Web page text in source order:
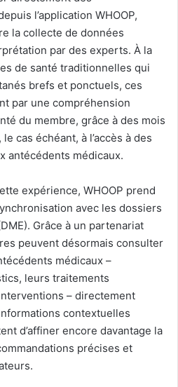
l’application WHOOP,
la collecte de données
par des experts. À la
de santé traditionnelles qui
brefs et ponctuels, ces
par une compréhension
du membre, grâce à des mois
cas échéant, à l’accès à des
antécédents médicaux.
expérience, WHOOP prend
avec les dossiers
Grâce à un partenariat
peuvent désormais consulter
médicaux –
leurs traitements
– directement
contextuelles
d’affiner encore davantage la
précises et